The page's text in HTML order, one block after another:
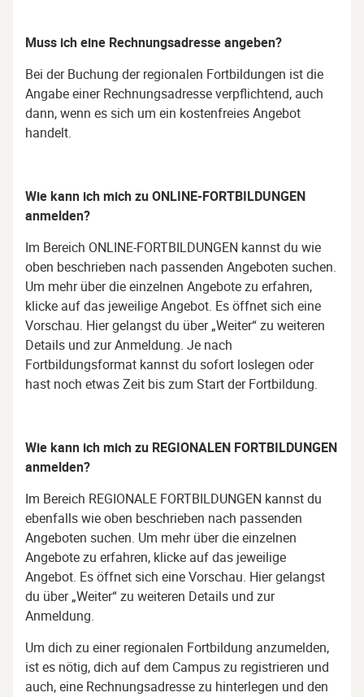
Muss ich eine Rechnungsadresse angeben?
Bei der Buchung der regionalen Fortbildungen ist die
Angabe einer Rechnungsadresse verpflichtend, auch
dann, wenn es sich um ein kostenfreies Angebot
handelt.
Wie kann ich mich zuONLINE-FORTBILDUNGEN
anmelden?
Im Bereich ONLINE-FORTBILDUNGEN kannst du wie
oben beschrieben nach passenden Angeboten suchen.
Um mehr über die einzelnen Angebote zu erfahren,
klicke auf das jeweilige Angebot. Es öffnet sich eine
Vorschau. Hier gelangst du über „Weiter“ zu weiteren
Details und zur Anmeldung. Je nach
Fortbildungsformat kannst du sofort loslegen oder
hast noch etwas Zeit bis zum Start der Fortbildung.
Wie kann ich mich zu REGIONALEN FORTBILDUNGEN
anmelden?
Im Bereich REGIONALE FORTBILDUNGEN kannst du
ebenfalls wie oben beschrieben nach passenden
Angeboten suchen. Um mehr über die einzelnen
Angebote zu erfahren, klicke auf das jeweilige
Angebot. Es öffnet sich eine Vorschau. Hier gelangst
du über „Weiter“ zu weiteren Details und zur
Anmeldung.
Um dich zu einer regionalen Fortbildung anzumelden,
ist es nötig, dich auf dem Campus zu registrieren und
auch, eine Rechnungsadresse zu hinterlegen und den